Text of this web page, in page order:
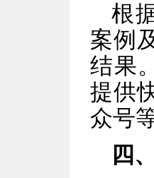
根
案例
结果
提供
众号
四